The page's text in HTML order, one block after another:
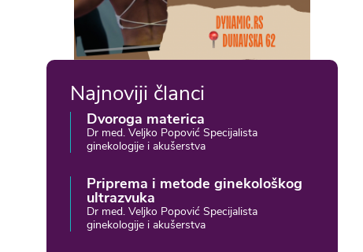
Najnoviji članci
Dvoroga materica
Dr med. Veljko Popović Specijalista
ginekologije i akušerstva
Priprema i metode ginekološkog
ultrazvuka
Dr med. Veljko Popović Specijalista
ginekologije i akušerstva